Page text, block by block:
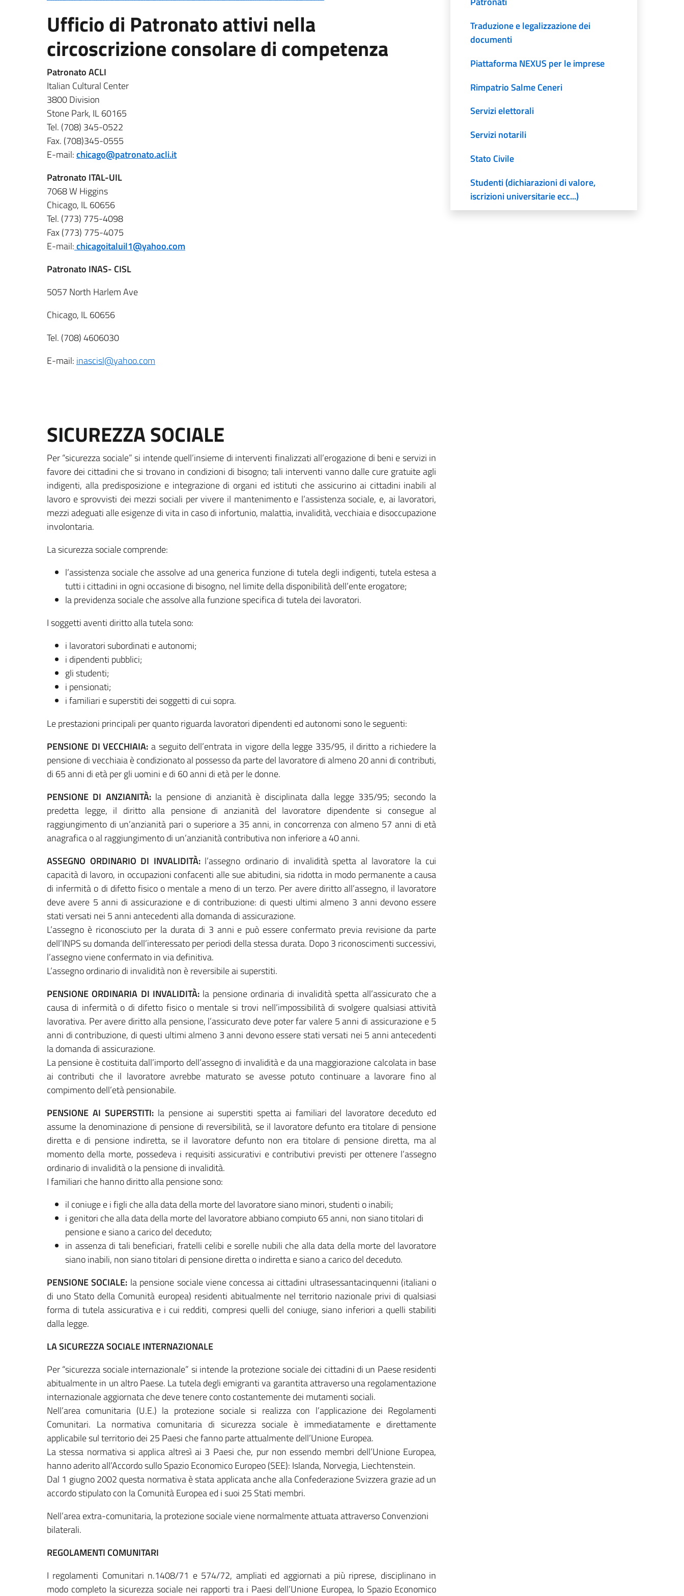
Ufficio di Patronato attivi nella
circoscrizione consolare di competenza
Patronato ACLI
Italian Cultural Center
3800 Division
Stone Park, IL 60165
Tel. (708) 345-0522
Fax. (708)345-0555
E-mail:chicago@patronato.acli.it
Patronato ITAL-UIL
7068 W Higgins
Chicago, IL 60656
Tel. (773) 775-4098
Fax (773) 775-4075
E-mail:chicagoitaluil1@yahoo.com
Patronato INAS- CISL
5057 North Harlem Ave
Chicago, IL 60656
Tel. (708) 4606030
E-mail: inascisl@yahoo.com
SICUREZZA SOCIALE
Per “sicurezza sociale” si intende quell’insieme di interventi finalizzati all’erogazione di beni e servizi in
favore dei cittadini che si trovano in condizioni di bisogno; tali interventi vanno dalle cure gratuite agli
indigenti, alla predisposizione e integrazione di organi ed istituti che assicurino ai cittadini inabili al
lavoro e sprovvisti dei mezzi sociali per vivere il mantenimento e l’assistenza sociale, e, ai lavoratori,
mezzi adeguati alle esigenze di vita in caso di infortunio, malattia, invalidità, vecchiaia e disoccupazione
involontaria.
La sicurezza sociale comprende:
l’assistenza sociale che assolve ad una generica funzione di tutela degli indigenti, tutela estesa a
tutti i cittadini in ogni occasione di bisogno, nel limite della disponibilità dell’ente erogatore;
la previdenza sociale che assolve alla funzione specifica di tutela dei lavoratori.
I soggetti aventi diritto alla tutela sono:
i lavoratori subordinati e autonomi;
i dipendenti pubblici;
gli studenti;
i pensionati;
i familiari e superstiti dei soggetti di cui sopra.
Le prestazioni principali per quanto riguarda lavoratori dipendenti ed autonomi sono le seguenti:
PENSIONE DI VECCHIAIA: a seguito dell’entrata in vigore della legge 335/95, il diritto a richiedere la
pensione di vecchiaia è condizionato al possesso da parte del lavoratore di almeno 20 anni di contributi,
di 65 anni di età per gli uomini e di 60 anni di età per le donne.
PENSIONE DI ANZIANITÀ:la pensione di anzianità è disciplinata dalla legge 335/95; secondo la
predetta legge, il diritto alla pensione di anzianità del lavoratore dipendente si consegue al
raggiungimento di un’anzianità pari o superiore a 35 anni, in concorrenza con almeno 57 anni di età
anagrafica o al raggiungimento di un’anzianità contributiva non inferiore a 40 anni.
ASSEGNO ORDINARIO DI INVALIDITÀ:l’assegno ordinario di invalidità spetta al lavoratore la cui
capacità di lavoro, in occupazioni confacenti alle sue abitudini, sia ridotta in modo permanente a causa
di infermità o di difetto fisico o mentale a meno di un terzo. Per avere diritto all’assegno, il lavoratore
deve avere 5 anni di assicurazione e di contribuzione: di questi ultimi almeno 3 anni devono essere
stati versati nei 5 anni antecedenti alla domanda di assicurazione.
L’assegno è riconosciuto per la durata di 3 anni e può essere confermato previa revisione da parte
dell’INPS su domanda dell’interessato per periodi della stessa durata. Dopo 3 riconoscimenti successivi,
l’assegno viene confermato in via definitiva.
L’assegno ordinario di invalidità non è reversibile ai superstiti.
PENSIONE ORDINARIA DI INVALIDITÀ: la pensione ordinaria di invalidità spetta all’assicurato che a
causa di infermità o di difetto fisico o mentale si trovi nell’impossibilità di svolgere qualsiasi attività
lavorativa. Per avere diritto alla pensione, l’assicurato deve poter far valere 5 anni di assicurazione e 5
anni di contribuzione, di questi ultimi almeno 3 anni devono essere stati versati nei 5 anni antecedenti
la domanda di assicurazione.
La pensione è costituita dall’importo dell’assegno di invalidità e da una maggiorazione calcolata in base
ai contributi che il lavoratore avrebbe maturato se avesse potuto continuare a lavorare fino al
compimento dell’età pensionabile.
PENSIONE AI SUPERSTITI:la pensione ai superstiti spetta ai familiari del lavoratore deceduto ed
assume la denominazione di pensione di reversibilità, se il lavoratore defunto era titolare di pensione
diretta e di pensione indiretta, se il lavoratore defunto non era titolare di pensione diretta, ma al
momento della morte, possedeva i requisiti assicurativi e contributivi previsti per ottenere l’assegno
ordinario di invalidità o la pensione di invalidità.
I familiari che hanno diritto alla pensione sono:
il coniuge e i figli che alla data della morte del lavoratore siano minori, studenti o inabili;
i genitori che alla data della morte del lavoratore abbiano compiuto 65 anni, non siano titolari di
pensione e siano a carico del deceduto;
in assenza di tali beneficiari, fratelli celibi e sorelle nubili che alla data della morte del lavoratore
siano inabili, non siano titolari di pensione diretta o indiretta e siano a carico del deceduto.
PENSIONE SOCIALE: la pensione sociale viene concessa ai cittadini ultrasessantacinquenni (italiani o
di uno Stato della Comunità europea) residenti abitualmente nel territorio nazionale privi di qualsiasi
forma di tutela assicurativa e i cui redditi, compresi quelli del coniuge, siano inferiori a quelli stabiliti
dalla legge.
LA SICUREZZA SOCIALE INTERNAZIONALE
Per “sicurezza sociale internazionale” si intende la protezione sociale dei cittadini di un Paese residenti
abitualmente in un altro Paese. La tutela degli emigranti va garantita attraverso una regolamentazione
internazionale aggiornata che deve tenere conto costantemente dei mutamenti sociali.
Nell’area comunitaria (U.E.) la protezione sociale si realizza con l’applicazione dei Regolamenti
Comunitari. La normativa comunitaria di sicurezza sociale è immediatamente e direttamente
applicabile sul territorio dei 25 Paesi che fanno parte attualmente dell’Unione Europea.
La stessa normativa si applica altresì ai 3 Paesi che, pur non essendo membri dell’Unione Europea,
hanno aderito all’Accordo sullo Spazio Economico Europeo (SEE): Islanda, Norvegia, Liechtenstein.
Dal 1 giugno 2002 questa normativa è stata applicata anche alla Confederazione Svizzera grazie ad un
accordo stipulato con la Comunità Europea ed i suoi 25 Stati membri.
Nell’area extra-comunitaria, la protezione sociale viene normalmente attuata attraverso Convenzioni
bilaterali.
REGOLAMENTI COMUNITARI
I regolamenti Comunitari n.1408/71 e 574/72, ampliati ed aggiornati a più riprese, disciplinano in
modo completo la sicurezza sociale nei rapporti tra i Paesi dell’Unione Europea, lo Spazio Economico
Traduzione e legalizzazione dei
documenti
Piattaforma NEXUS per le imprese
Rimpatrio Salme Ceneri
Servizi elettorali
Servizi notarili
Stato Civile
Studenti (dichiarazioni di valore,
iscrizioni universitarie ecc...)